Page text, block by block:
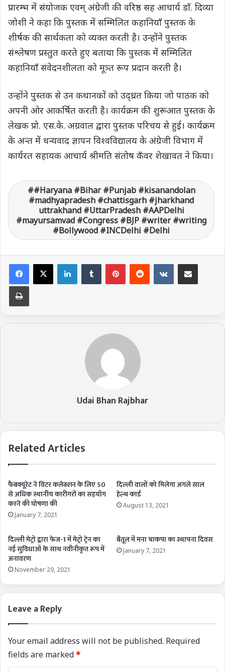
प्रारम्भ में संयोजक एवम् अंग्रेजी की वरिष्ठ सह आचार्य डाॅ. दिव्या
जोशी ने कहा कि पुस्तक में सम्मिलित कहानियाँ पुस्तक के
शीर्षक की सार्थकता को व्यक्त करती है। उन्होंने पुस्तक
संश्लेषण प्रस्तुत करते हुए बताया कि पुस्तक में सम्मिलित
कहानियाँ संवेदनशीलता को मूत्र्त रूप प्रदान करती है।
उन्होंने पुस्तक से उन कथानकों को उद्ध्रत किया जो पाठक को
अपनी ओर आकर्षित करती है। कार्यक्रम की शुरूआत पुस्तक के
लेखक प्रो. एस.के. अग्रवाल द्वारा पुस्तक परिचय से हुई। कार्यक्रम
के अन्त में धन्यवाद ज्ञापन विश्वविद्यालय के अंग्रेजी विभाग में
कार्यरत सहायक आचार्य श्रीमति संतोष कँवर शेखावत ने किया।
#Haryana #Bihar #Punjab #kisanandolan
#madhyapradesh #chattisgarh #jharkhand
uttrakhand #UttarPradesh #AAPDelhi
#mayursamvad #Congress #BJP #writer #writing
#Bollywood #INCDelhi #Delhi
LinkedIn VKontakte
Udai Bhan Rajbhar
Related Articles
फैबक्यूरेट ने विंटर कलेक्शन के लिए 50
से अधिक स्थानीय कारीगरों का सहयोग
करने की घोषणा की
January 7, 2021
दिल्ली वालों को मिलेगा अगले साल
हेल्थ कार्ड
August 13, 2021
दिल्ली मेट्रो द्वारा फेज-1 में मेट्रो ट्रेन का
नई सुविधाओं के साथ नवीनीकृत रूप में
अनावरण
November 29, 2021
बैतूल में मना भाकपा का स्थापना दिवस
January 7, 2021
Leave a Reply
Your email address will not be published. Required
fields are marked*